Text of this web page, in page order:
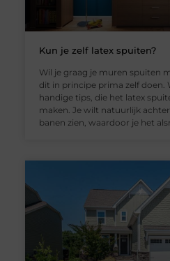
Kun je zelf latex spuiten?
Wil je graag je muren spuiten
dit in principe prima zelf doen.
handige tips, die het latex
maken. Je wilt natuurlijk
banen zien, waardoor je het